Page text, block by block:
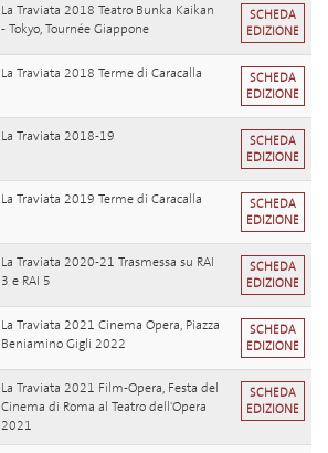
La Traviata 2018 Teatro Bunka Kaikan
- Tokyo, Tournée Giappone
SCHEDA
EDIZIONE
La Traviata 2018 Terme di Caracalla
SCHEDA
EDIZIONE
La Traviata 2018-19
SCHEDA
EDIZIONE
La Traviata 2019 Terme di Caracalla
SCHEDA
EDIZIONE
La Traviata 2020-21 Trasmessa su RAI
3 e RAI 5
SCHEDA
EDIZIONE
La Traviata 2021 Cinema Opera, Piazza
Beniamino Gigli 2022
SCHEDA
EDIZIONE
La Traviata 2021 Film-Opera, Festa del
Cinema di Roma al Teatro dell'Opera
2021
SCHEDA
EDIZIONE